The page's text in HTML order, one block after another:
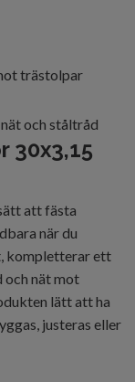
trästolpar
och ståltråd
30x3,15
att fästa
när du
kompletterar ett
och nät mot
lätt att ha
justeras eller